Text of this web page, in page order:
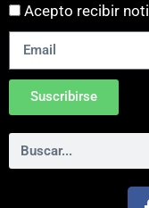
Acepto recibir
Suscribirse